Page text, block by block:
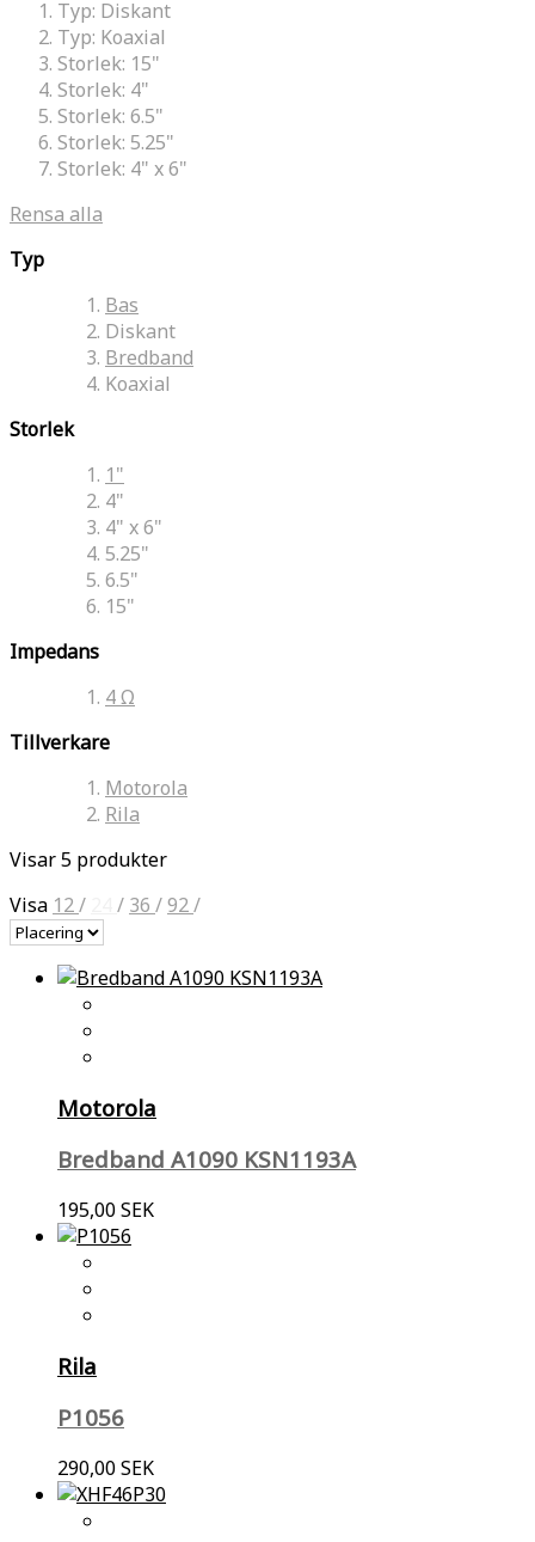
Typ: Diskant
Typ: Koaxial
Storlek: 15"
Storlek: 4"
Storlek: 6.5"
Storlek: 5.25"
Storlek: 4" x 6"
Rensa alla
Typ
Bas
Diskant
Bredband
Koaxial
Storlek
1"
4"
4" x 6"
5.25"
6.5"
15"
Impedans
4 Ω
Tillverkare
Motorola
Rila
Visar 5 produkter
Visa 12/ / 36 /92/
Motorola
Bredband A1090 KSN1193A
195,00 SEK
Rila
P1056
290,00 SEK